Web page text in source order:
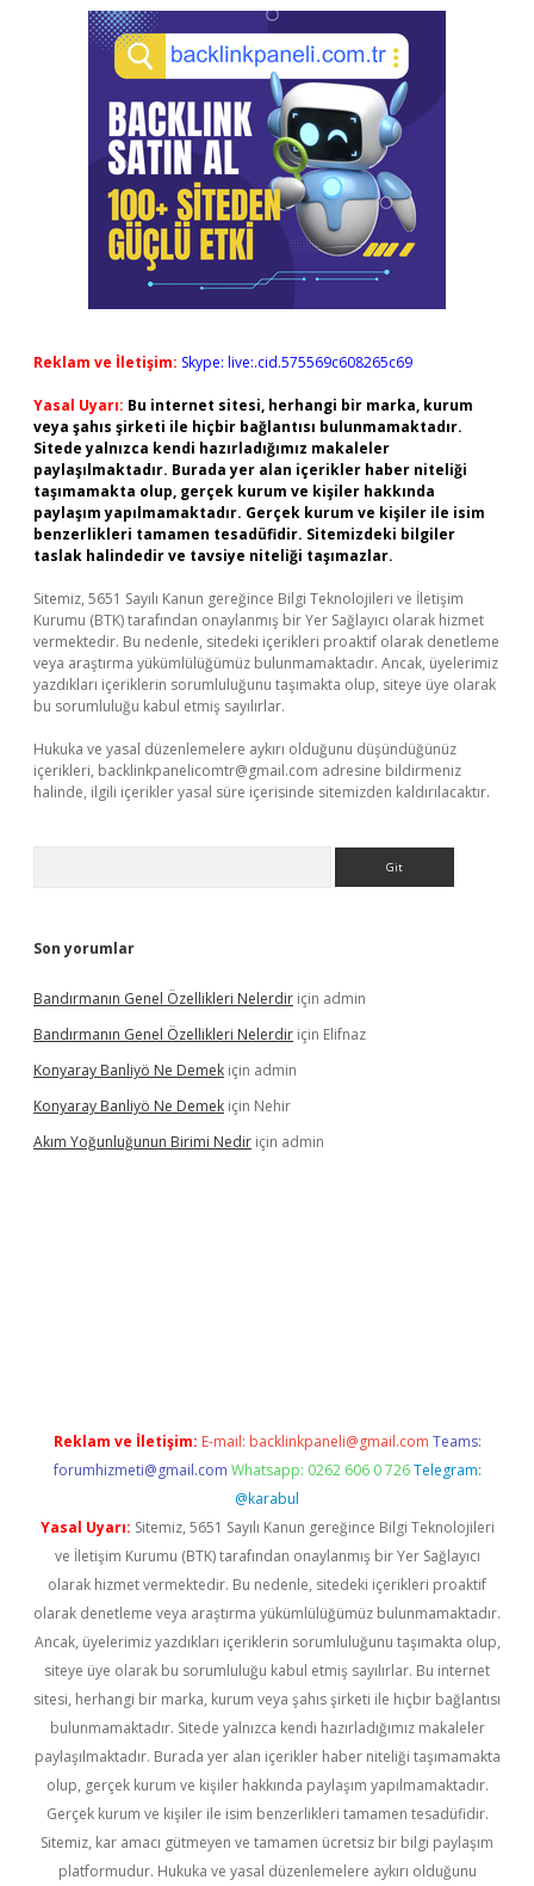
Reklam ve İletişim: Skype: live:.cid.575569c608265c69
Yasal Uyarı: Bu internet sitesi, herhangi bir marka, kurum
veya şahıs şirketi ile hiçbir bağlantısı bulunmamaktadır.
Sitede yalnızca kendi hazırladığımız makaleler
paylaşılmaktadır. Burada yer alan içerikler haber niteliği
taşımamakta olup, gerçek kurum ve kişiler hakkında
paylaşım yapılmamaktadır. Gerçek kurum ve kişiler ile isim
benzerlikleri tamamen tesadüfidir. Sitemizdeki bilgiler
taslak halindedir ve tavsiye niteliği taşımazlar.
Sitemiz, 5651 Sayılı Kanun gereğince Bilgi Teknolojileri ve İletişim
Kurumu (BTK) tarafından onaylanmış bir Yer Sağlayıcı olarak hizmet
vermektedir. Bu nedenle, sitedeki içerikleri proaktif olarak denetleme
veya araştırma yükümlülüğümüz bulunmamaktadır. Ancak, üyelerimiz
yazdıkları içeriklerin sorumluluğunu taşımakta olup, siteye üye olarak
bu sorumluluğu kabul etmiş sayılırlar.
Hukuka ve yasal düzenlemelere aykırı olduğunu düşündüğünüz
içerikleri, backlinkpanelicomtr@gmail.com adresine bildirmeniz
halinde, ilgili içerikler yasal süre içerisinde sitemizden kaldırılacaktır.
Son yorumlar
Bandırmanın Genel Özellikleri Nelerdir için admin
Bandırmanın Genel Özellikleri Nelerdir için Elifnaz
Konyaray Banliyö Ne Demek için admin
Konyaray Banliyö Ne Demek için Nehir
Akım Yoğunluğunun Birimi Nedir için admin
Reklam ve İletişim: E-mail: backlinkpaneli@gmail.com Teams:
forumhizmeti@gmail.com Whatsapp: 0262 606 0 726 Telegram:
@karabul
Yasal Uyarı: Sitemiz, 5651 Sayılı Kanun gereğince Bilgi Teknolojileri
ve İletişim Kurumu (BTK) tarafından onaylanmış bir Yer Sağlayıcı
olarak hizmet vermektedir. Bu nedenle, sitedeki içerikleri proaktif
olarak denetleme veya araştırma yükümlülüğümüz bulunmamaktadır.
Ancak, üyelerimiz yazdıkları içeriklerin sorumluluğunu taşımakta olup,
siteye üye olarak bu sorumluluğu kabul etmiş sayılırlar. Bu internet
sitesi, herhangi bir marka, kurum veya şahıs şirketi ile hiçbir bağlantısı
bulunmamaktadır. Sitede yalnızca kendi hazırladığımız makaleler
paylaşılmaktadır. Burada yer alan içerikler haber niteliği taşımamakta
olup, gerçek kurum ve kişiler hakkında paylaşım yapılmamaktadır.
Gerçek kurum ve kişiler ile isim benzerlikleri tamamen tesadüfidir.
Sitemiz, kar amacı gütmeyen ve tamamen ücretsiz bir bilgi paylaşım
platformudur. Hukuka ve yasal düzenlemelere aykırı olduğunu